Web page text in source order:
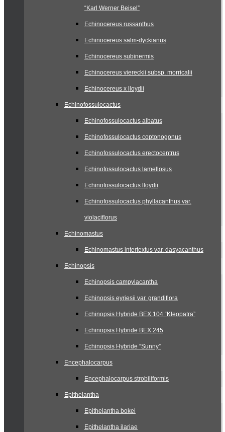
“Karl Werner Beisel”
Echinocereus russanthus
Echinocereus salm-dyckianus
Echinocereus subinermis
Echinocereus viereckii subsp. morricalii
Echinocereus x lloydii
Echinofossulocactus
Echinofossulocactus albatus
Echinofossulocactus coptonogonus
Echinofossulocactus erectocentrus
Echinofossulocactus lamellosus
Echinofossulocactus lloydii
Echinofossulocactus phyllacanthus var.
violaciflorus
Echinomastus
Echinomastus intertextus var. dasyacanthus
Echinopsis
Echinopsis campylacantha
Echinopsis eyriesii var. grandiflora
Echinopsis Hybride BEX 104 “Kleopatra”
Echinopsis Hybride BEX 245
Echinopsis Hybride “Sunny”
Encephalocarpus
Encephalocarpus strobiliformis
Epithelantha
Epithelantha bokei
Epithelantha ilariae